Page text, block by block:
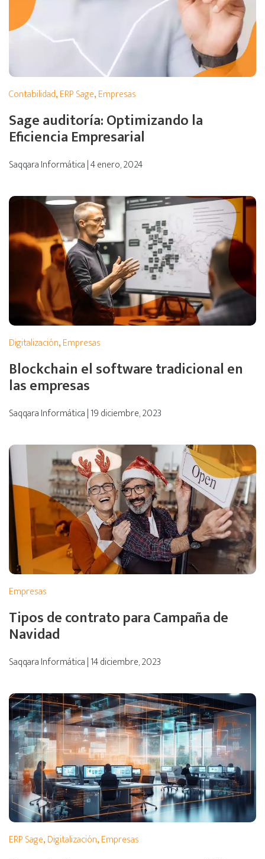
Contabilidad,ERP Sage,Empresas
Sage auditoría: Optimizando la
Eficiencia Empresarial
Saqqara Informática | 4 enero, 2024
Digitalización,Empresas
Blockchain el software tradicional en
las empresas
Saqqara Informática | 19 diciembre, 2023
Empresas
Tipos de contrato para Campaña de
Navidad
Saqqara Informática | 14 diciembre, 2023
ERP Sage,Digitalización,Empresas